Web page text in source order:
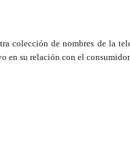
colección de nombres de la
en su relación con el